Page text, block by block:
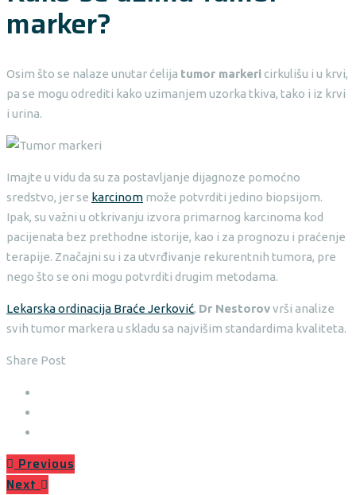
marker?
Osim što se nalaze unutar ćelija tumor markericirkulišu i u krvi,
pa se mogu odrediti kako uzimanjem uzorka tkiva, tako i iz krvi
i urina.
Imajte u vidu da su za postavljanje dijagnoze pomoćno
sredstvo, jer se karcinom može potvrditi jedino biopsijom.
Ipak, su važni u otkrivanju izvora primarnog karcinoma kod
pacijenata bez prethodne istorije, kao i za prognozu i praćenje
terapije. Značajni su i za utvrđivanje rekurentnih tumora, pre
nego što se oni mogu potvrditi drugim metodama.
Lekarska ordinacija Braće Jerković, Dr Nestorovvrši analize
svih tumor markera u skladu sa najvišim standardima kvaliteta.
Share Post
Previous
Next